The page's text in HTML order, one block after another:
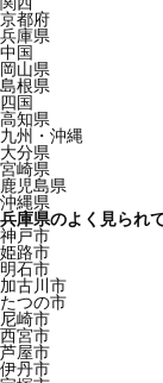
京都府
兵庫県
中国
岡山県
島根県
四国
高知県
九州・沖縄
大分県
宮崎県
鹿児島県
沖縄県
兵庫県のよく見られ
神戸市
姫路市
明石市
加古川市
たつの市
尼崎市
西宮市
芦屋市
伊丹市